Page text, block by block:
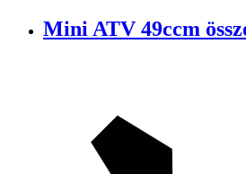
Mini ATV 49ccm